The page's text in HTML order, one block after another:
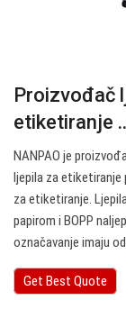
Proizvođač
etiketiranje
NANPAO je
ljepila za etiketiranje
za etiketiranje.
papirom i BOPP
označavanje imaju
Get Best Quote